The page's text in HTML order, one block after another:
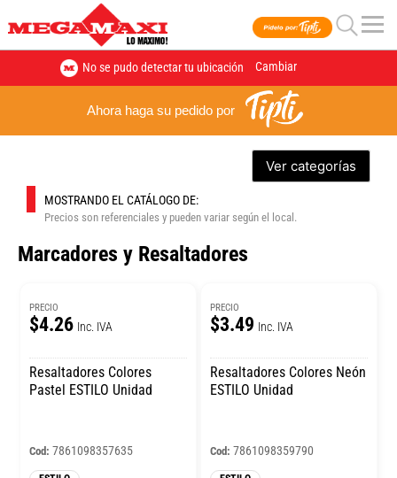
No se pudo detectar tu ubicación Cambiar
Ahora haga su pedido por
Ver categorías
MOSTRANDO EL CATÁLOGO DE:
Precios son referenciales y pueden variar según el local.
Marcadores y Resaltadores
PRECIO
$4.26 Inc. IVA
Resaltadores Colores
Pastel ESTILO Unidad
Cod: 7861098357635
PRECIO
$3.49 Inc. IVA
Resaltadores Colores Neón
ESTILO Unidad
Cod: 7861098359790